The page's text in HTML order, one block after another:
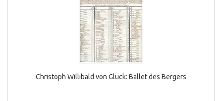
Christoph Willibald von Gluck: Ballet des Bergers